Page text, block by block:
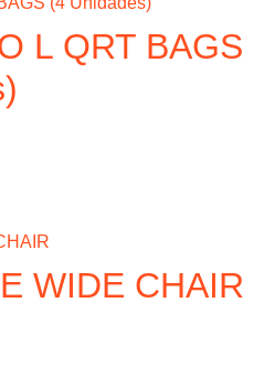
L QRT BAGS
WIDE CHAIR